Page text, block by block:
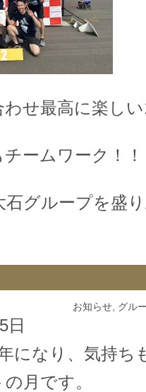
わせ最高に楽し
ームワーク！！
石グループを盛
お知らせ グル
日
になり、気持ち
月です。